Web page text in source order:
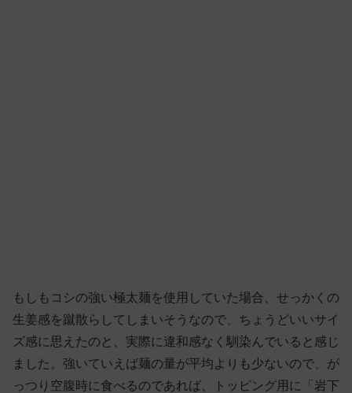
もしもコシの強い極太麺を使用していた場合、せっかくの
生姜感を蹴散らしてしまいそうなので、ちょうどいいサイ
ズ感に思えたのと、実際に違和感なく馴染んでいると感じ
ました。強いていえば麺の量が平均よりも少ないので、が
っつり空腹時に食べるのであれば、トッピング用に「岩下